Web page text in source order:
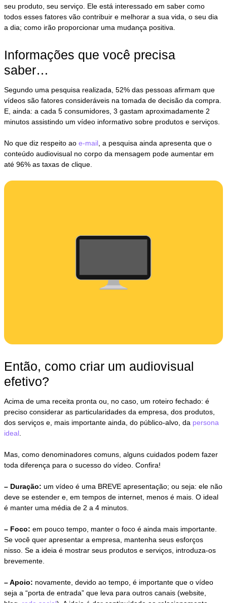
seu produto, seu serviço. Ele está interessado em saber como
todos esses fatores vão contribuir e melhorar a sua vida, o seu dia
a dia; como irão proporcionar uma mudança positiva.
Informações que você precisa
saber…
Segundo uma pesquisa realizada, 52% das pessoas afirmam que
vídeos são fatores consideráveis na tomada de decisão da compra.
E, ainda: a cada 5 consumidores, 3 gastam aproximadamente 2
minutos assistindo um vídeo informativo sobre produtos e serviços.
No que diz respeito aoe-mail , a pesquisa ainda apresenta que o
conteúdo audiovisual no corpo da mensagem pode aumentar em
até 96% as taxas de clique.
Então, como criar um audiovisual
efetivo?
Acima de uma receita pronta ou, no caso, um roteiro fechado: é
preciso considerar as particularidades da empresa, dos produtos,
dos serviços e, mais importante ainda, do público-alvo, da persona
ideal
Mas, como denominadores comuns, alguns cuidados podem fazer
toda diferença para o sucesso do vídeo. Confira!
– Duração: um vídeo é uma BREVE apresentação; ou seja: ele não
deve se estender e, em tempos de internet, menos é mais. O ideal
é manter uma média de 2 a 4 minutos.
– Foco: em pouco tempo, manter o foco é ainda mais importante.
Se você quer apresentar a empresa, mantenha seus esforços
nisso. Se a ideia é mostrar seus produtos e serviços, introduza-os
brevemente.
– Apoio: novamente, devido ao tempo, é importante que o vídeo
seja a “porta de entrada” que leva para outros canais (website,